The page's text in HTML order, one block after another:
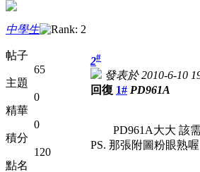
中學生
帖子
65
主題
0
精華
0
積分
120
點名
2#
發表於 2010-6-10
回復 1# PD961A
PD961A大大 該需
PS. 那張附圖粉眼熟喔